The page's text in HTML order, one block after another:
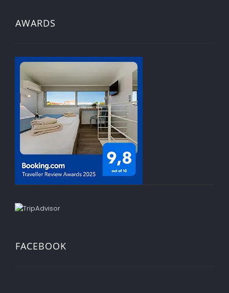
AWARDS
FACEBOOK